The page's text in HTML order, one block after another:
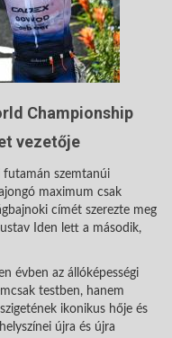
Championship
vezetője
futamán szemtanúi
maximum csak
címét szerezte meg
Iden lett a második,
évben az állóképességi
testben, hanem
ikonikus hője és
újra és újra